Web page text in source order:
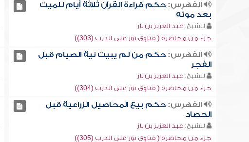
الفهرس:حكم قراءة القرآن ثلاثة أيام للميت
بعد موته
للشيخ: عبد العزيز بن باز
جزء من محاضرة ( فتاوى نور على الدرب (303))
الفهرس:حكم من لم يبيت نية الصيام قبل
الفجر
للشيخ: عبد العزيز بن باز
جزء من محاضرة ( فتاوى نور على الدرب (304))
الفهرس:حكم بيع المحاصيل الزراعية قبل
الحصاد
للشيخ: عبد العزيز بن باز
جزء من محاضرة ( فتاوى نور على الدرب (305))